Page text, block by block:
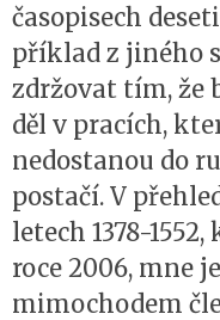
časopisech
příklad z jiného
zdržovat tím, že
děl v pracích,
nedostanou do
postačí. V
letech 1378-
roce 2006, mne
mimochodem